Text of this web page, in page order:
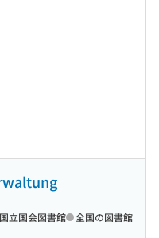
国立国会図書館 全国の図書館